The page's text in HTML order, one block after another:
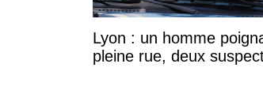
Lyon : un homme
pleine rue, deux